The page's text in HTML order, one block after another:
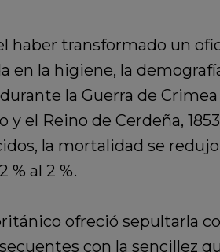
transformado un
la higiene, la
la Guerra de
el Reino de Cerdeña,
la mortalidad se
al 2 %.
ofreció sepultarla
con la sencillez